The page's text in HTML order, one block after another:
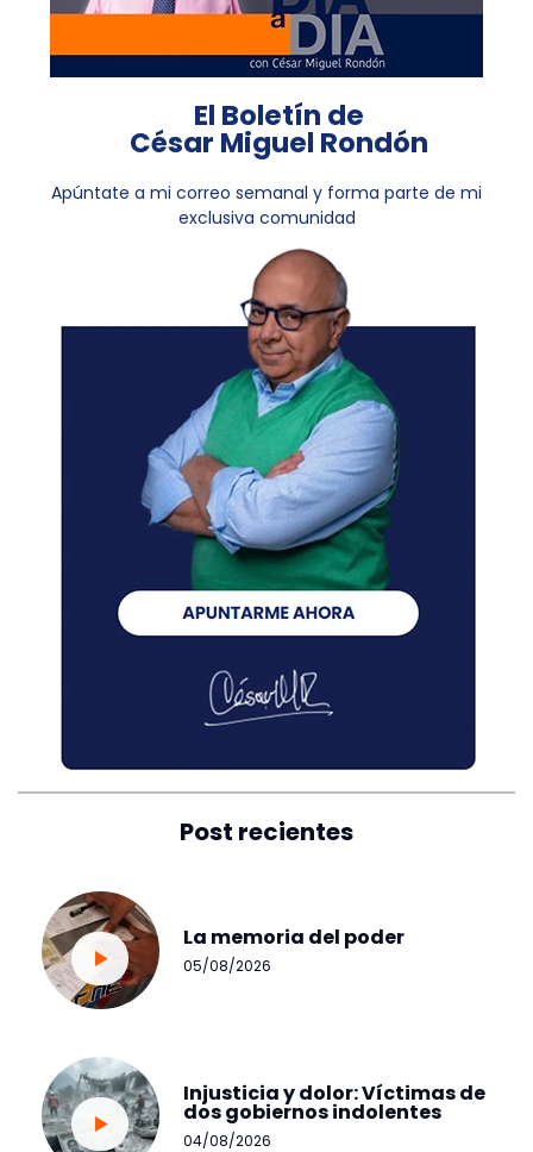
El Boletín de
César Miguel Rondón
Apúntate a mi correo semanal y forma parte de mi
exclusiva comunidad
Post recientes
La memoria del poder
05/08/2026
Injusticia y dolor: Víctimas de
dos gobiernos indolentes
04/08/2026